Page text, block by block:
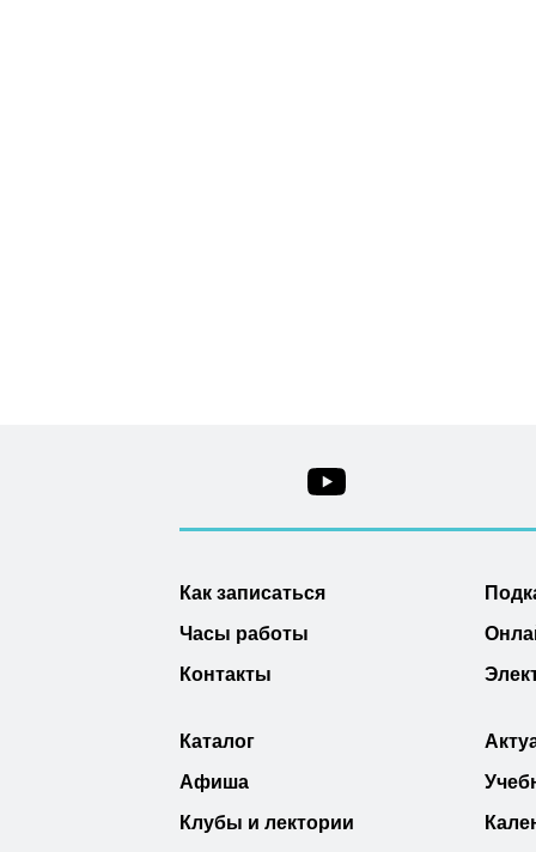
Как записаться
Часы работы
Контакты
Каталог
Афиша
Клубы и лектории